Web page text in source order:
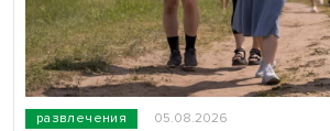
развлечения 05.08.2026